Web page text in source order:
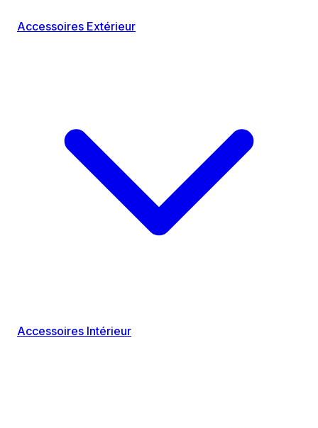
Accessoires Extérieur
Accessoires Intérieur